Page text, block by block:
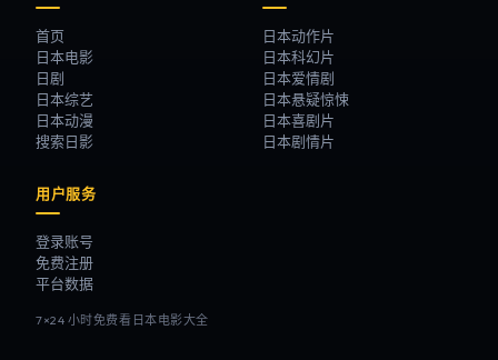
首页
日本电影
日剧
日本综艺
日本动漫
搜索日影
日本动作片
日本科幻片
日本爱情剧
日本悬疑惊悚
日本喜剧片
日本剧情片
用户服务
登录账号
免费注册
平台数据
7×24 小时免费看日本电影大全